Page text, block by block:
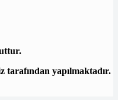
tarafından yapılmaktadır.